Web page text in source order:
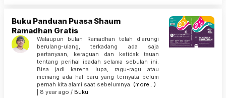
Buku Panduan Puasa Shaum
Ramadhan Gratis
Walaupun bulan Ramadhan telah diarungi
berulang-ulang, terkadang ada saja
pertanyaan, keraguan dan ketidak tauan
tentang perihal ibadah selama sebulan ini.
Bisa jadi karena lupa, ragu-ragu atau
memang ada hal baru yang ternyata belum
pernah kita alami saat sebelumnya. (more…)
| 8 year ago / Buku